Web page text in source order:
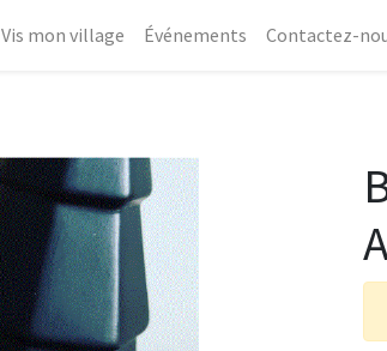
Vis mon village Événements Contactez-